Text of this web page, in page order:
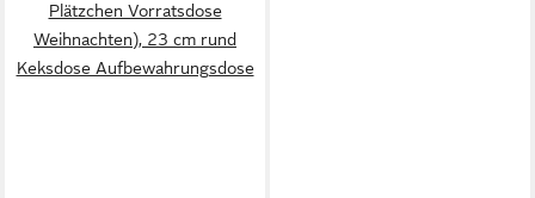
Plätzchen Vorratsdose
Weihnachten), 23 cm rund
Keksdose Aufbewahrungsdose